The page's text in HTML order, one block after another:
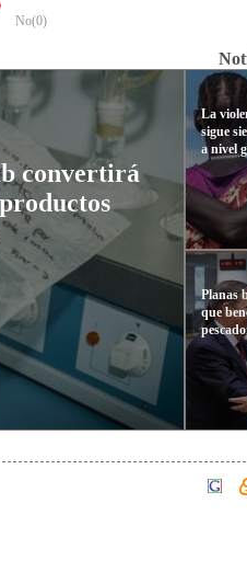
No(0)
convertirá
La
sigue
a nivel
Planas
que